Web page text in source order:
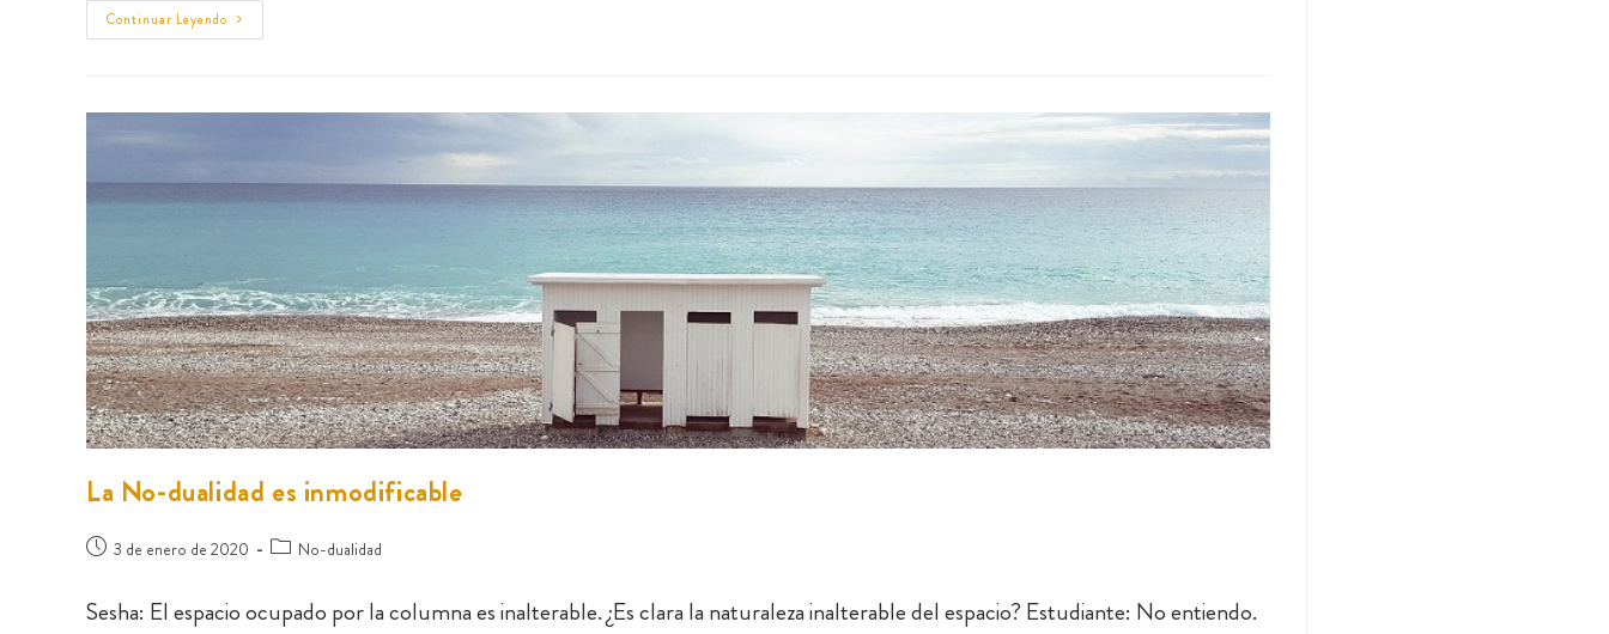
Continuar Leyendo
La No-dualidad es inmodificable
3 de enero de 2020 No-dualidad
Sesha: El espacio ocupado por la columna es inalterable. ¿Es clara la naturaleza inalterable del espacio? Estudiante: No entiendo.